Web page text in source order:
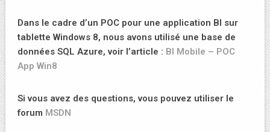
Dans le cadre d’un POC pour une application BI sur
tablette Windows 8, nous avons utilisé une base de
données SQL Azure, voir l’article : BI Mobile – POC
App Win8
Si vous avez des questions, vous pouvez utiliser le
forum MSDN